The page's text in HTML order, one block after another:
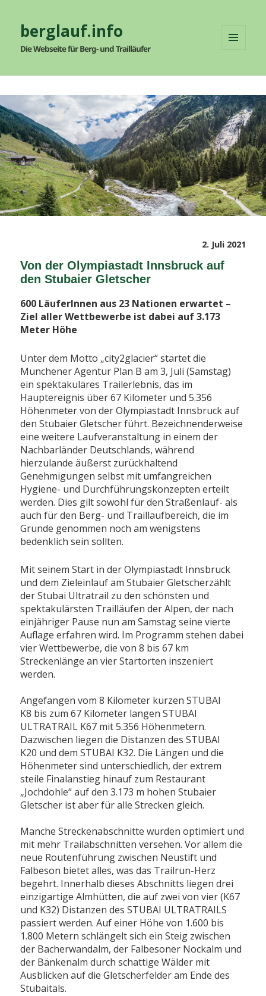
berglauf.info
Die Webseite für Berg- und Trailläufer
WIDGETS
Veröffentlicht
2. Juli 2021
Von der Olympiastadt Innsbruck auf
den Stubaier Gletscher
600 LäuferInnen aus 23 Nationen erwartet –
Ziel aller Wettbewerbe ist dabei auf 3.173
Meter Höhe
Unter dem Motto „city2glacier“ startet die
Münchener Agentur Plan B am 3, Juli (Samstag)
ein spektakuläres Trailerlebnis, das im
Hauptereignis über 67 Kilometer und 5.356
Höhenmeter von der Olympiastadt Innsbruck auf
den Stubaier Gletscher führt. Bezeichnenderweise
eine weitere Laufveranstaltung in einem der
Nachbarländer Deutschlands, während
hierzulande äußerst zurückhaltend
Genehmigungen selbst mit umfangreichen
Hygiene- und Durchführungskonzepten erteilt
werden. Dies gilt sowohl für den Straßenlauf- als
auch für den Berg- und Traillaufbereich, die im
Grunde genommen noch am wenigstens
bedenklich sein sollten.
Mit seinem Start in der Olympiastadt Innsbruck
und dem Zieleinlauf am Stubaier Gletscherzählt
der Stubai Ultratrail zu den schönsten und
spektakulärsten Trailläufen der Alpen, der nach
einjähriger Pause nun am Samstag seine vierte
Auflage erfahren wird. Im Programm stehen dabei
vier Wettbewerbe, die von 8 bis 67 km
Streckenlänge an vier Startorten inszeniert
werden.
Angefangen vom 8 Kilometer kurzen STUBAI
K8 bis zum 67 Kilometer langen STUBAI
ULTRATRAIL K67 mit 5.356 Höhenmetern.
Dazwischen liegen die Distanzen des STUBAI
K20 und dem STUBAI K32. Die Längen und die
Höhenmeter sind unterschiedlich, der extrem
steile Finalanstieg hinauf zum Restaurant
„Jochdohle“ auf den 3.173 m hohen Stubaier
Gletscher ist aber für alle Strecken gleich.
Manche Streckenabschnitte wurden optimiert und
mit mehr Trailabschnitten versehen. Vor allem die
neue Routenführung zwischen Neustift und
Falbeson bietet alles, was das Trailrun-Herz
begehrt. Innerhalb dieses Abschnitts liegen drei
einzigartige Almhütten, die auf zwei von vier (K67
und K32) Distanzen des STUBAI ULTRATRAILS
passiert werden. Auf einer Höhe von 1.600 bis
1.800 Metern schlängelt sich ein Steig zwischen
der Bacherwandalm, der Falbesoner Nockalm und
der Bänkenalm durch schattige Wälder mit
Ausblicken auf die Gletscherfelder am Ende des
Stubaitals.